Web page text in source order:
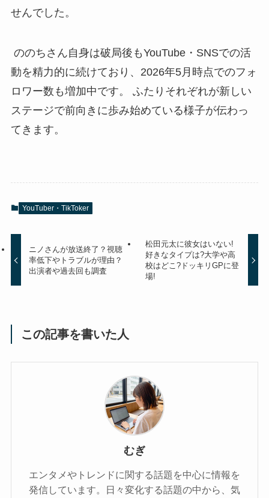
せんでした。
ののちさん自身は破局後もYouTube・SNSでの活
動を精力的に続けており、2026年5月時点でのフォ
ロワー数も増加中です。 ふたりそれぞれが新しい
ステージで前向きに歩み始めている様子が伝わっ
てきます。
YouTuber・TikToker
ニノさんが放送終了？視聴
率低下やトラブルが理由？
出演者や過去回も調査
松田元太に彼女はいない!
好きなタイプは?大学や高
校はどこ?ドッキリGPに登
場!
この記事を書いた人
むぎ
エンタメやトレンドに関する話題を中心に情報を
発信しています。日々変化する話題の中から、気